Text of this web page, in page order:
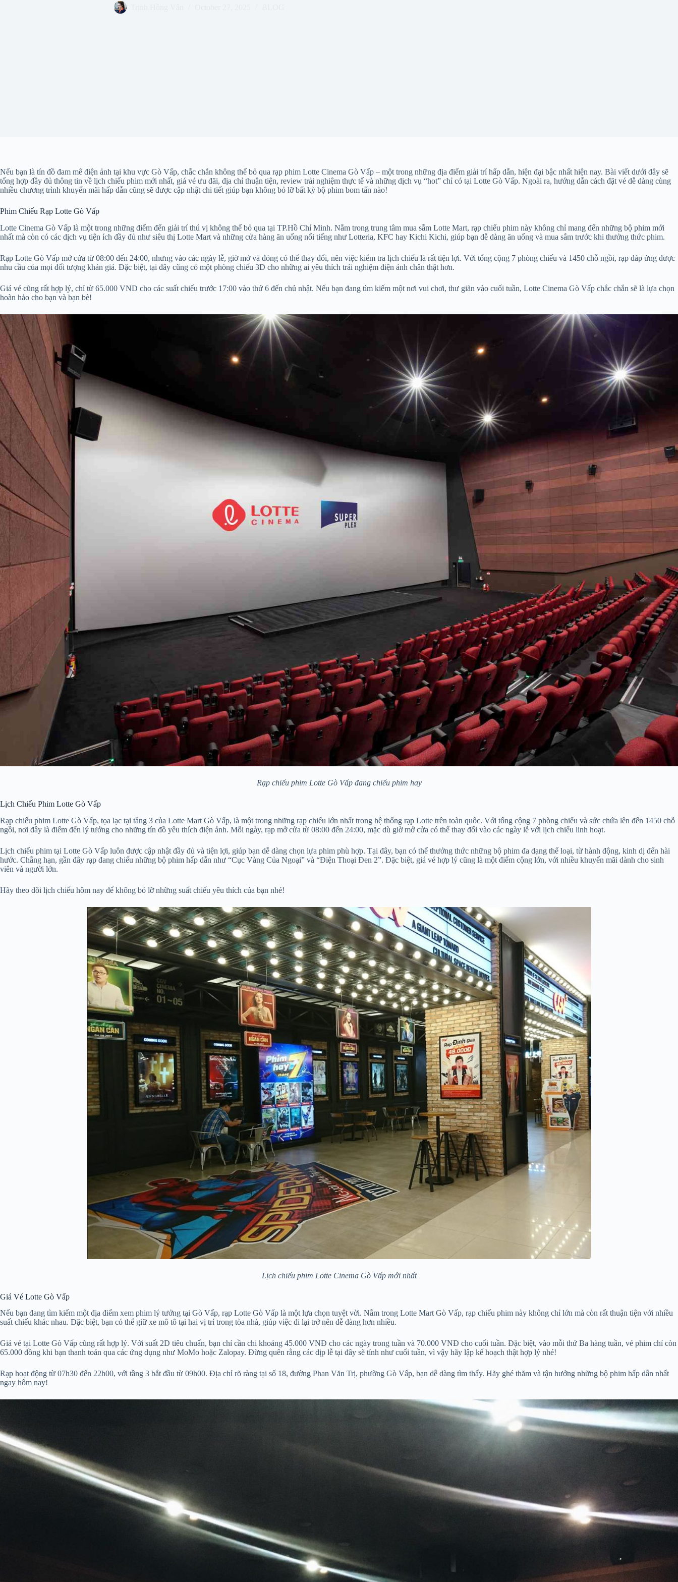
Nếu bạn là tín đồ đam mê điện ảnh tại khu vực Gò Vấp, chắc chắn không thể bỏ qua rạp phim Lotte Cinema Gò Vấp – một trong những địa điểm giải trí hấp dẫn, hiện đại bậc nhất hiện nay. Bài viết dưới đây sẽ
tổng hợp đầy đủ thông tin về lịch chiếu phim mới nhất, giá vé ưu đãi, địa chỉ thuận tiện, review trải nghiệm thực tế và những dịch vụ “hot” chỉ có tại Lotte Gò Vấp. Ngoài ra, hướng dẫn cách đặt vé dễ dàng cùng
nhiều chương trình khuyến mãi hấp dẫn cũng sẽ được cập nhật chi tiết giúp bạn không bỏ lỡ bất kỳ bộ phim bom tấn nào!
Phim Chiếu Rạp Lotte Gò Vấp
Lotte Cinema Gò Vấp là một trong những điểm đến giải trí thú vị không thể bỏ qua tại TP.Hồ Chí Minh. Nằm trong trung tâm mua sắm Lotte Mart, rạp chiếu phim này không chỉ mang đến những bộ phim mới
nhất mà còn có các dịch vụ tiện ích đầy đủ như siêu thị Lotte Mart và những cửa hàng ăn uống nổi tiếng như Lotteria, KFC hay Kichi Kichi, giúp bạn dễ dàng ăn uống và mua sắm trước khi thưởng thức phim.
Rạp Lotte Gò Vấp mở cửa từ 08:00 đến 24:00, nhưng vào các ngày lễ, giờ mở và đóng có thể thay đổi, nên việc kiểm tra lịch chiếu là rất tiện lợi. Với tổng cộng 7 phòng chiếu và 1450 chỗ ngồi, rạp đáp ứng được
nhu cầu của mọi đối tượng khán giả. Đặc biệt, tại đây cũng có một phòng chiếu 3D cho những ai yêu thích trải nghiệm điện ảnh chân thật hơn.
Giá vé cũng rất hợp lý, chỉ từ 65.000 VND cho các suất chiếu trước 17:00 vào thứ 6 đến chủ nhật. Nếu bạn đang tìm kiếm một nơi vui chơi, thư giãn vào cuối tuần, Lotte Cinema Gò Vấp chắc chắn sẽ là lựa chọn
hoàn hảo cho bạn và bạn bè!
Rạp chiếu phim Lotte Gò Vấp đang chiếu phim hay
Lịch Chiếu Phim Lotte Gò Vấp
Rạp chiếu phim Lotte Gò Vấp, tọa lạc tại tầng 3 của Lotte Mart Gò Vấp, là một trong những rạp chiếu lớn nhất trong hệ thống rạp Lotte trên toàn quốc. Với tổng cộng 7 phòng chiếu và sức chứa lên đến 1450 chỗ
ngồi, nơi đây là điểm đến lý tưởng cho những tín đồ yêu thích điện ảnh. Mỗi ngày, rạp mở cửa từ 08:00 đến 24:00, mặc dù giờ mở cửa có thể thay đổi vào các ngày lễ với lịch chiếu linh hoạt.
Lịch chiếu phim tại Lotte Gò Vấp luôn được cập nhật đầy đủ và tiện lợi, giúp bạn dễ dàng chọn lựa phim phù hợp. Tại đây, bạn có thể thưởng thức những bộ phim đa dạng thể loại, từ hành động, kinh dị đến hài
hước. Chẳng hạn, gần đây rạp đang chiếu những bộ phim hấp dẫn như “Cục Vàng Của Ngoại” và “Điện Thoại Đen 2”. Đặc biệt, giá vé hợp lý cũng là một điểm cộng lớn, với nhiều khuyến mãi dành cho sinh
viên và người lớn.
Hãy theo dõi lịch chiếu hôm nay để không bỏ lỡ những suất chiếu yêu thích của bạn nhé!
Lịch chiếu phim Lotte Cinema Gò Vấp mới nhất
Giá Vé Lotte Gò Vấp
Nếu bạn đang tìm kiếm một địa điểm xem phim lý tưởng tại Gò Vấp, rạp Lotte Gò Vấp là một lựa chọn tuyệt vời. Nằm trong Lotte Mart Gò Vấp, rạp chiếu phim này không chỉ lớn mà còn rất thuận tiện với nhiều
suất chiếu khác nhau. Đặc biệt, bạn có thể giữ xe mô tô tại hai vị trí trong tòa nhà, giúp việc đi lại trở nên dễ dàng hơn nhiều.
Giá vé tại Lotte Gò Vấp cũng rất hợp lý. Với suất 2D tiêu chuẩn, bạn chỉ cần chi khoảng 45.000 VNĐ cho các ngày trong tuần và 70.000 VNĐ cho cuối tuần. Đặc biệt, vào mỗi thứ Ba hàng tuần, vé phim chỉ còn
65.000 đồng khi bạn thanh toán qua các ứng dụng như MoMo hoặc Zalopay. Đừng quên rằng các dịp lễ tại đây sẽ tính như cuối tuần, vì vậy hãy lập kế hoạch thật hợp lý nhé!
Rạp hoạt động từ 07h30 đến 22h00, với tầng 3 bắt đầu từ 09h00. Địa chỉ rõ ràng tại số 18, đường Phan Văn Trị, phường Gò Vấp, bạn dễ dàng tìm thấy. Hãy ghé thăm và tận hưởng những bộ phim hấp dẫn nhất
ngay hôm nay!